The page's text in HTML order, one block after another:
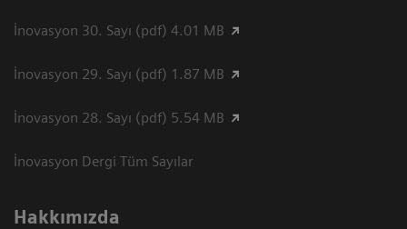
İnovasyon 30. Sayı (pdf) 4.01 MB
İnovasyon 29. Sayı (pdf) 1.87 MB
İnovasyon 28. Sayı (pdf) 5.54 MB
İnovasyon Dergi Tüm Sayılar
Hakkımızda